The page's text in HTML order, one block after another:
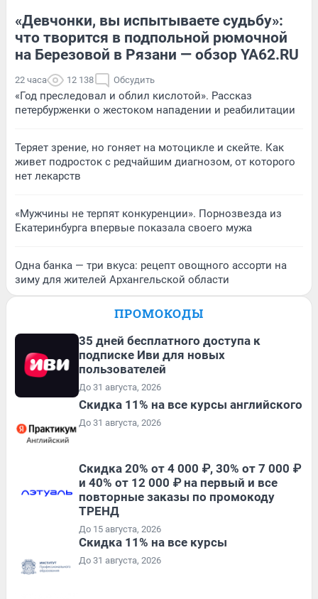
«Девчонки, вы испытываете судьбу»:
что творится в подпольной рюмочной
на Березовой в Рязани — обзор YA62.RU
22 часа 12 138 Обсудить
«Год преследовал и облил кислотой». Рассказ
петербурженки о жестоком нападении и реабилитации
Теряет зрение, но гоняет на мотоцикле и скейте. Как
живет подросток с редчайшим диагнозом, от которого
нет лекарств
«Мужчины не терпят конкуренции». Порнозвезда из
Екатеринбурга впервые показала своего мужа
Одна банка — три вкуса: рецепт овощного ассорти на
зиму для жителей Архангельской области
ПРОМОКОДЫ
35 дней бесплатного доступа к
подписке Иви для новых
пользователей
До 31 августа, 2026
Скидка 11% на все курсы английского
До 31 августа, 2026
Скидка 20% от 4 000 ₽, 30% от 7 000 ₽
и 40% от 12 000 ₽ на первый и все
повторные заказы по промокоду
ТРЕНД
До 15 августа, 2026
Скидка 11% на все курсы
До 31 августа, 2026